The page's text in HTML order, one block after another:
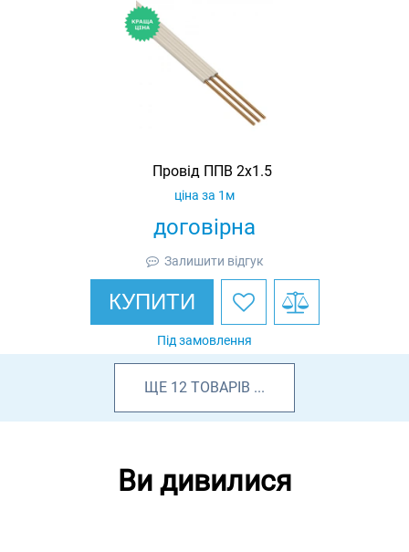
Провід ППВ 2х1.5
договірна
ціна за 1м
Залишити відгук
КУПИТИ
Під замовлення
ЩЕ 12 ТОВАРІВ ...
Ви дивилися